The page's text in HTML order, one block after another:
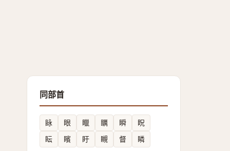
同部首
眿 眼 䁽 矋 瞬
眖
眃
矉 盱 瞡 督 瞵